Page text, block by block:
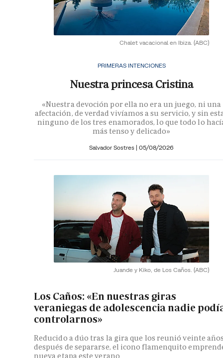
Chalet vacacional en Ibiza. (ABC)
PRIMERAS INTENCIONES
Nuestra princesa Cristina
«Nuestra devoción por ella no era un juego, ni una
afectación, de verdad vivíamos a su servicio, y sin
ninguno de los tres enamorados, lo que todo lo
más tenso y delicado»
Salvador Sostres | 05/08/2026
Juande y Kiko, de Los Caños. (ABC)
Los Caños: «En nuestras giras
veraniegas de adolescencia nadie
controlarnos»
Reducido a dúo tras la gira que los reunió veinte
después de separarse, el icono flamenquito
nueva etapa este verano